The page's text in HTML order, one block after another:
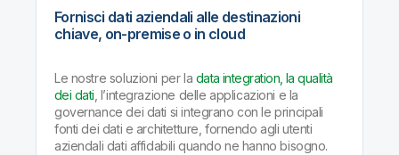
Fornisci dati aziendali alle destinazioni
chiave, on-premise o in cloud
Le nostre soluzioni per la data integration, la qualità
dei dati , l’integrazione delle applicazioni e la
governance dei dati si integrano con le principali
fonti dei dati e architetture, fornendo agli utenti
aziendali dati affidabili quando ne hanno bisogno.